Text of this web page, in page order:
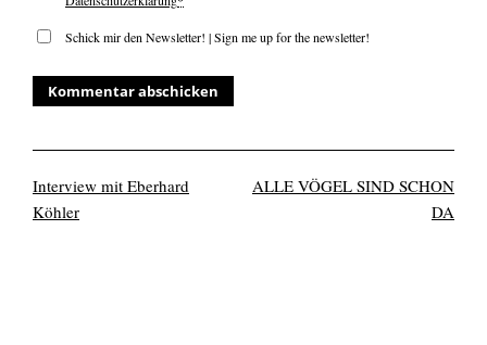
Schick mir den Newsletter! | Sign me up for the newsletter!
Interview mit Eberhard
Köhler
ALLE VÖGEL SIND SCHON
DA